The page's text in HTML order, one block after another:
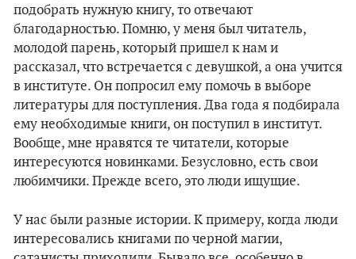
подобрать нужную книгу, то отвечают
благодарностью. Помню, у меня был читатель,
молодой парень, который пришел к нам и
рассказал, что встречается с девушкой, а она учится
в институте. Он попросил ему помочь в выборе
литературы для поступления. Два года я подбирала
ему необходимые книги, он поступил в институт.
Вообще, мне нравятся те читатели, которые
интересуются новинками. Безусловно, есть свои
любимчики. Прежде всего, это люди ищущие.
У нас были разные истории. К примеру, когда люди
интересовались книгами по черной магии,